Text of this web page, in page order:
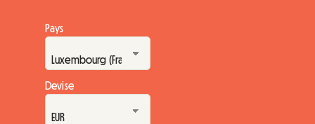
Pays
Devise